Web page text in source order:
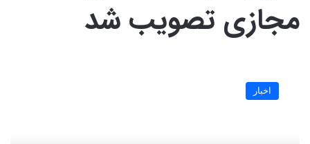
مجازی تصویب شد
صیانت
اخبار